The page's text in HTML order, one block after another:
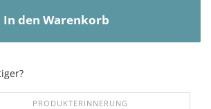
In den Warenkorb
PRODUKTERINNERUNG